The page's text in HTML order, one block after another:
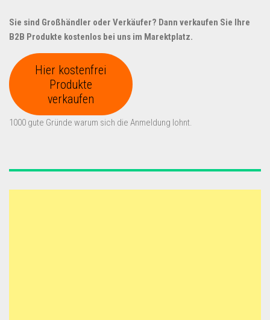
Sie sind Großhändler oder Verkäufer? Dann verkaufen Sie Ihre
B2B Produkte kostenlos bei uns im Marektplatz.
Hier kostenfrei
Produkte
verkaufen
1000 gute Gründe warum sich die Anmeldung lohnt.